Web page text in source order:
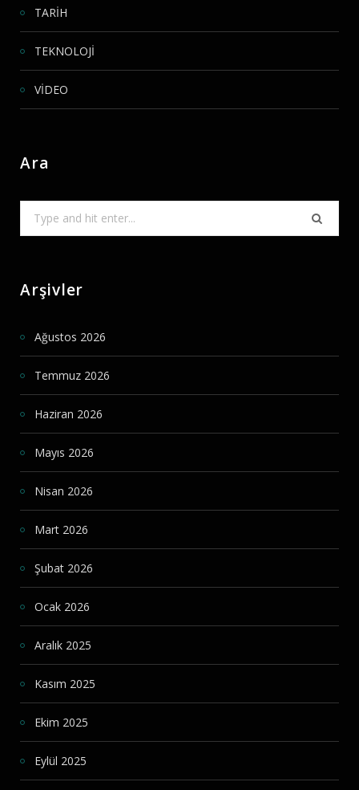
TARİH
TEKNOLOJİ
VİDEO
Ara
Arşivler
Ağustos 2026
Temmuz 2026
Haziran 2026
Mayıs 2026
Nisan 2026
Mart 2026
Şubat 2026
Ocak 2026
Aralık 2025
Kasım 2025
Ekim 2025
Eylül 2025